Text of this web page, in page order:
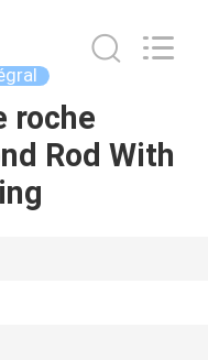
roche
Rod With